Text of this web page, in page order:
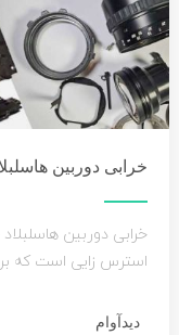
خرابی دوربین
خرابی دوربین
استرس زایی است که
دیدآوام